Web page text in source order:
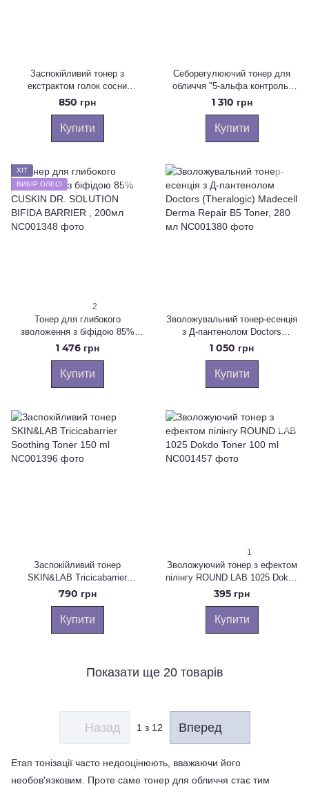
Заспокійливий тонер з
екстрактом голок сосни
ROUND LAB Pine Calming Cica
Toner 250 ml
850 грн
Купити
Себорегулюючий тонер для
обличчя "5-альфа контроль"
Dr.Ceuracle 5α Control Clearing
Toner, 120 мл
1 310 грн
Купити
ХІТ
ВИБІР ОЛЕСІ
2
Тонер для глибокого
зволоження з біфідою 85%
CUSKIN DR. SOLUTION BIFIDA
BARRIER , 200мл
1 476 грн
Купити
Зволожувальний тонер-есенція
з Д-пантенолом Doctors
(Theralogic) Madecell Derma
Repair B5 Toner, 280 мл
1 050 грн
Купити
Заспокійливий тонер
SKIN&LAB Tricicabarrier
Soothing Toner 150 ml
790 грн
Купити
1
Зволожуючий тонер з ефектом
пілінгу ROUND LAB 1025 Dokdo
Toner 100 ml
395 грн
Купити
Показати ще 20 товарів
Назад 1 з 12 Вперед
Етап тонізації часто недооцінюють, вважаючи його
необов'язковим. Проте саме тонер для обличчя стає тим